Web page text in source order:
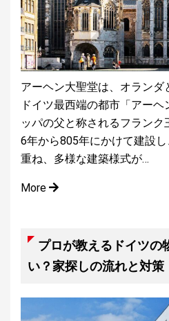
アーヘン大聖堂は、オランダ
ドイツ最西端の都市「アー
ッパの父と称されるフラン
6年から805年にかけて建設
重ね、多様な建築様式が…
More
プロが教えるドイツの
い？家探しの流れと対策